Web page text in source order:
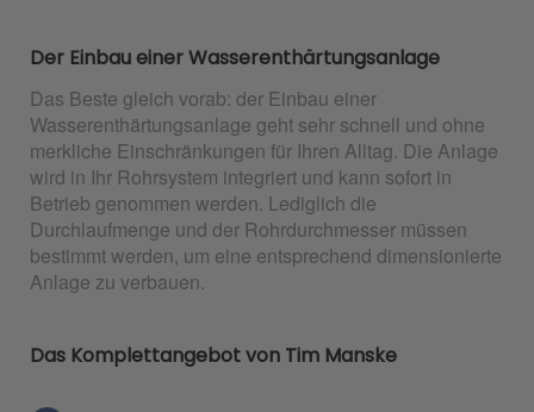
Der Einbau einer Wasserenthärtungsanlage
Das Beste gleich vorab: der Einbau einer
Wasserenthärtungsanlage geht sehr schnell und ohne
merkliche Einschränkungen für Ihren Alltag. Die Anlage
wird in Ihr Rohrsystem integriert und kann sofort in
Betrieb genommen werden. Lediglich die
Durchlaufmenge und der Rohrdurchmesser müssen
bestimmt werden, um eine entsprechend dimensionierte
Anlage zu verbauen.
Das Komplettangebot von Tim Manske